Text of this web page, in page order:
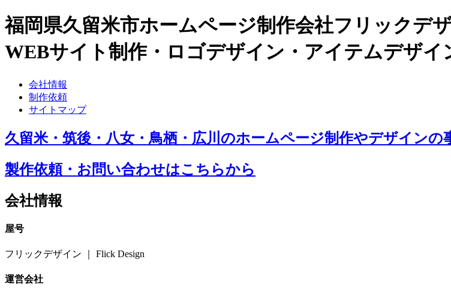
福岡県久留米市ホームページ制作会社フリックデ
WEBサイト制作・ロゴデザイン・アイテムデザイ
会社情報
制作依頼
サイトマップ
久留米・筑後・八女・鳥栖・広川のホームページ制作やデザイン
製作依頼・お問い合わせはこちらから
会社情報
屋号
フリックデザイン ｜ Flick Design
運営会社